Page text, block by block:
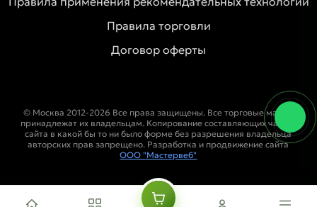
Правила торговли
Договор оферты
© Москва 2012-2026 Все права защищены. Все торговые марки
принадлежат их владельцам. Копирование составляющих частей
сайта в какой бы то ни было форме без разрешения владельца
авторских прав запрещено. Разработка и продвижение сайта
ООО "Мастервеб"